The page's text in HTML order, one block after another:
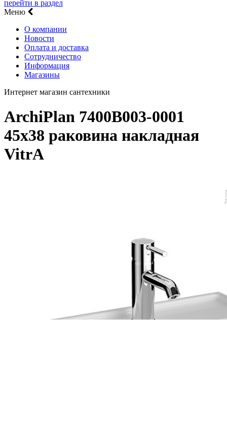
перейти в раздел
Меню
О компании
Новости
Оплата и доставка
Сотрудничество
Информация
Магазины
Интернет магазин сантехники
ArchiPlan 7400B003-0001
45х38 раковина накладная
VitrA